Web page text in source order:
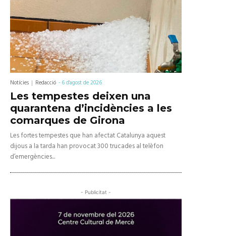
Notícies Redacció -6 d'agost de 2026
Les tempestes deixen una
quarantena d’incidències a les
comarques de Girona
Les fortes tempestes que han afectat Catalunya aquest
dijous a la tarda han provocat 300 trucades al telèfon
d’emergències...
- Publicitat -